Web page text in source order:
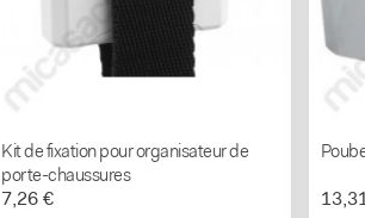
Kit de fixation pour organisateur de
porte-chaussures
7,26 €